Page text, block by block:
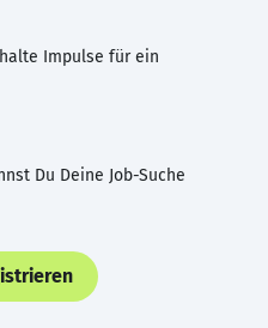
Impulse für ein
Du Deine Job-Suche